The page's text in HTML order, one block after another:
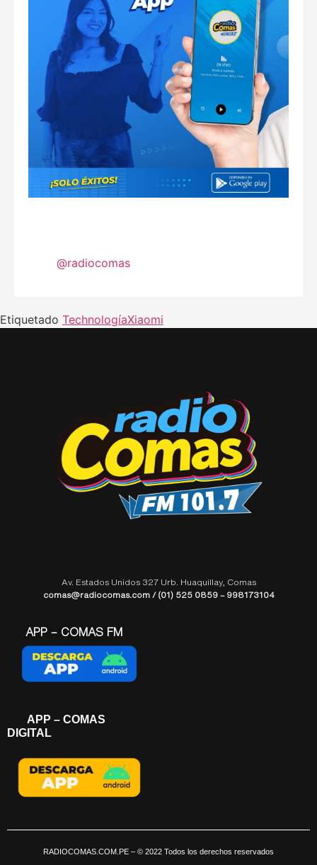
@radiocomas
Etiquetado TechnologíaXiaomi
Av. Estados Unidos 327 Urb. Huaquillay, Comas
comas@radiocomas.com / (01) 525 0859 – 998173104
APP – COMAS FM
APP – COMAS
DIGITAL
RADIOCOMAS.COM.PE – © 2022 Todos los derechos reservados